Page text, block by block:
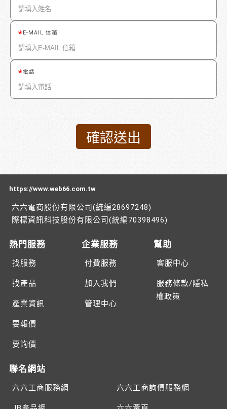
E-MAIL 信箱
電話
https://www.web66.com.tw
六六電商股份有限公司(統編28697248)
際標資訊科技股份有限公司(統編70398496)
熱門服務
找服務
找產品
產業資訊
要報價
要詢價
企業服務
付費服務
加入我們
管理中心
幫助
客服中心
服務條款/隱私
權政策
聯名網站
六六工商服務網 六六工商詢價服務網